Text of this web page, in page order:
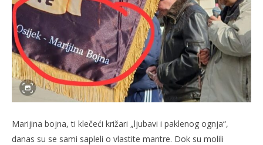
Marijina bojna, ti klečeći križari „ljubavi i paklenog ognja“,
danas su se sami sapleli o vlastite mantre. Dok su molili